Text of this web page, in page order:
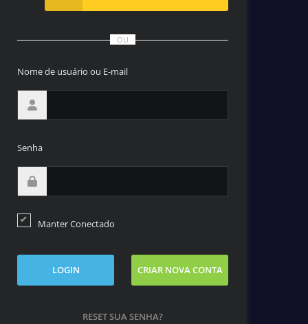
OU
Nome de usuário ou E-mail
Senha
Manter Conectado
LOGIN CRIAR NOVA CONTA
RESET SUA SENHA?